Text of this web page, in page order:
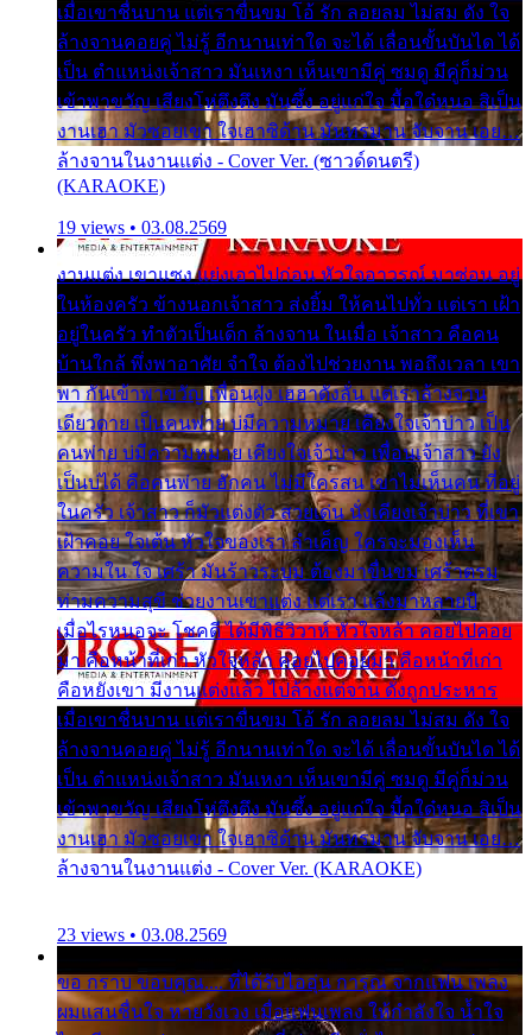
เมื่อเขาชื่นบาน แต่เราขื่นขม โอ้ รัก ลอยลม ไม่สม ดัง ใจ
ล้างจานคอยคู่ ไม่รู้ อีกนานเท่าใด จะได้ เลื่อนขั้นบันได ได้
เป็น ตำแหน่งเจ้าสาว มันเหงา เห็นเขามีคู่ ซมดู มีคู่ก็ม่วน
เข้าพาขวัญ เสียงโห่ตึงตึง มันซึ้ง อยู่แก่ใจ มื้อใด๋หนอ สิเป็น
งานเฮา มัวซอยเขา ใจเฮาซิด้าน มันทรมาน จับจาน เอย…
ล้างจานในงานแต่ง - Cover Ver. (ซาวด์ดนตรี)
(KARAOKE)
19 views • 03.08.2569
งานแต่ง เขาแซง แย่งเอาไปก่อน หัวใจอาวรณ์ มาซ่อน อยู่
ในห้องครัว ข้างนอกเจ้าสาว ส่งยิ้ม ให้คนไปทั่ว แต่เรา เฝ้า
อยู่ในครัว ทำตัวเป็นเด็ก ล้างจาน ในเมื่อ เจ้าสาว คือคน
บ้านใกล้ พึ่งพาอาศัย จำใจ ต้องไปช่วยงาน พอถึงเวลา เขา
พา กันเข้าพาขวัญ เพื่อนฝูง เฮฮาดังลั่น แต่เราล้างจาน
เดียวดาย เป็นคนพ่าย บ่มีความหมาย เคียงใจเจ้าบ่าว เป็น
คนพ่าย บ่มีความหมาย เคียงใจเจ้าบ่าว เพื่อนเจ้าสาว ยัง
เป็นบ่ได้ คือคนพ่าย ฮักคน ไม่มีใครสน เขาไม่เห็นคน ที่อยู่
ในครัว เจ้าสาว ก็มัวแต่งตัว สวยเด่น นั่งเคียงเจ้าบ่าว ที่เขา
เฝ้าคอย ใจเต้น หัวใจของเรา ลำเค็ญ ใครจะมองเห็น
ความใน ใจ เศร้า มันร้าวระบม ต้องมาขื่นขม เศร้าตรม
ท่ามความสุขี ช่วยงานเขาแต่ง แต่เรา แล้งมาหลายปี
เมื่อไรหนอจะ โชคดี ได้มีพิธีวิวาห์ หัวใจหล้า คอยไปคอย
มา คือหน้าที่เก่า หัวใจหล้า คอยไปคอยมา คือหน้าที่เก่า
คือหยังเขา มีงานแต่งแล้ว ไปล้างแต่จาน ดั่งถูกประหาร
เมื่อเขาชื่นบาน แต่เราขื่นขม โอ้ รัก ลอยลม ไม่สม ดัง ใจ
ล้างจานคอยคู่ ไม่รู้ อีกนานเท่าใด จะได้ เลื่อนขั้นบันได ได้
เป็น ตำแหน่งเจ้าสาว มันเหงา เห็นเขามีคู่ ซมดู มีคู่ก็ม่วน
เข้าพาขวัญ เสียงโห่ตึงตึง มันซึ้ง อยู่แก่ใจ มื้อใด๋หนอ สิเป็น
งานเฮา มัวซอยเขา ใจเฮาซิด้าน มันทรมาน จับจาน เอย…
ล้างจานในงานแต่ง - Cover Ver. (KARAOKE)
23 views • 03.08.2569
ขอ กราบ ขอบคุณ.... ที่ได้รับไออุ่น การุณ จากแฟน เพลง
ผมแสนชื่นใจ หายวังเวง เมื่อแฟนเพลง ให้กำลังใจ น้ำใจ